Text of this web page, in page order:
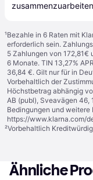
¹Bezahle in 6 Raten mit
erforderlich sein.
5 Zahlungen von
6 Monate. TIN 13,27%
36,84 €. Gilt nur für in
Vorbehaltlich der
Höchstbetrag abhängig
AB (publ), Sveavägen 46,
Bedingungen und weitere
https://www.klarna.com/
²Vorbehaltlich
Ähnliche